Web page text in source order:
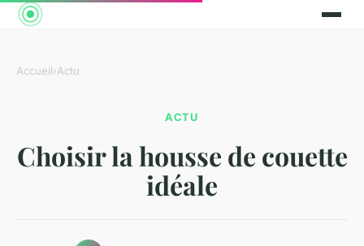
Accueil›Actu
ACTU
Choisir la housse de couette
idéale